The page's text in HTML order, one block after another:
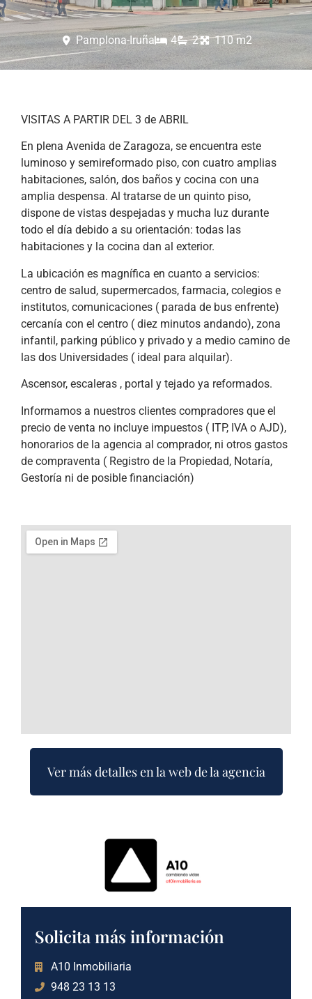
Pamplona-Iruña 4 2 110 m2
VISITAS A PARTIR DEL 3 de ABRIL
En plena Avenida de Zaragoza, se encuentra este
luminoso y semireformado piso, con cuatro amplias
habitaciones, salón, dos baños y cocina con una
amplia despensa. Al tratarse de un quinto piso,
dispone de vistas despejadas y mucha luz durante
todo el día debido a su orientación: todas las
habitaciones y la cocina dan al exterior.
La ubicación es magnífica en cuanto a servicios:
centro de salud, supermercados, farmacia, colegios e
institutos, comunicaciones ( parada de bus enfrente)
cercanía con el centro ( diez minutos andando), zona
infantil, parking público y privado y a medio camino de
las dos Universidades ( ideal para alquilar).
Ascensor, escaleras , portal y tejado ya reformados.
Informamos a nuestros clientes compradores que el
precio de venta no incluye impuestos ( ITP, IVA o AJD),
honorarios de la agencia al comprador, ni otros gastos
de compraventa ( Registro de la Propiedad, Notaría,
Gestoría ni de posible financiación)
Ver más detalles en la web de la agencia
Solicita más información
A10 Inmobiliaria
948 23 13 13